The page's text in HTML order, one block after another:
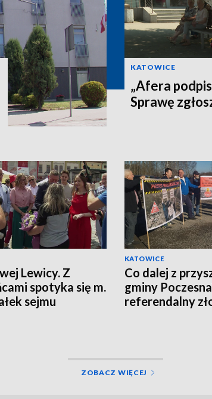
KATOWICE
„Afera
Sprawę
Lewicy. Z
spotyka się m.
sejmu
KATOWICE
Co dalej z
gminy
referendalny
ZOBACZ WIĘCEJ